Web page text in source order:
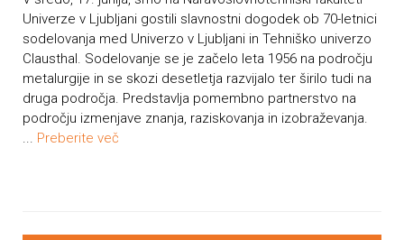
Univerze v Ljubljani gostili slavnostni dogodek ob 70-letnici
sodelovanja med Univerzo v Ljubljani in Tehniško univerzo
Clausthal. Sodelovanje se je začelo leta 1956 na področju
metalurgije in se skozi desetletja razvijalo ter širilo tudi na
druga področja. Predstavlja pomembno partnerstvo na
področju izmenjave znanja, raziskovanja in izobraževanja.
... Preberite več